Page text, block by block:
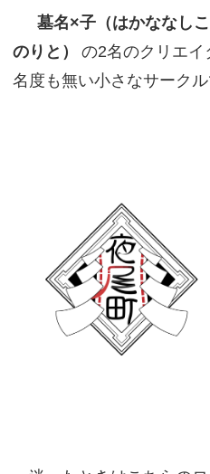
墓名×子（はかななしこ
のりと）
の2名のクリエ
名度も無い小さなサークル